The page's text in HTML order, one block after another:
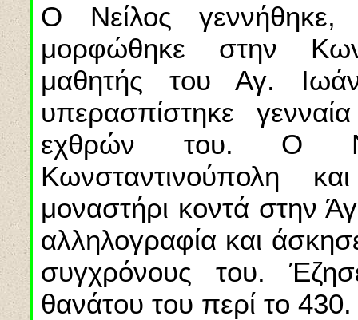
Ο Νείλος γεννήθηκε,
μορφώθηκε στην
μαθητής του Αγ.
υπερασπίστηκε
εχθρών του. Ο
Κωνσταντινούπολη
μοναστήρι κοντά στην
αλληλογραφία και
συγχρόνους του.
θανάτου του περί το 430.